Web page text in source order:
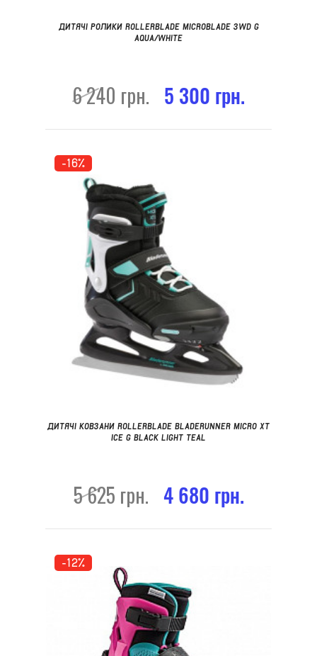
ДИТЯЧІ РОЛИКИ ROLLERBLADE MICROBLADE 3WD G
AQUA/WHITE
6 240 грн. 5 300 грн.
-16%
ДИТЯЧІ КОВЗАНИ ROLLERBLADE BLADERUNNER MICRO XT
ICE G BLACK LIGHT TEAL
5 625 грн. 4 680 грн.
-12%